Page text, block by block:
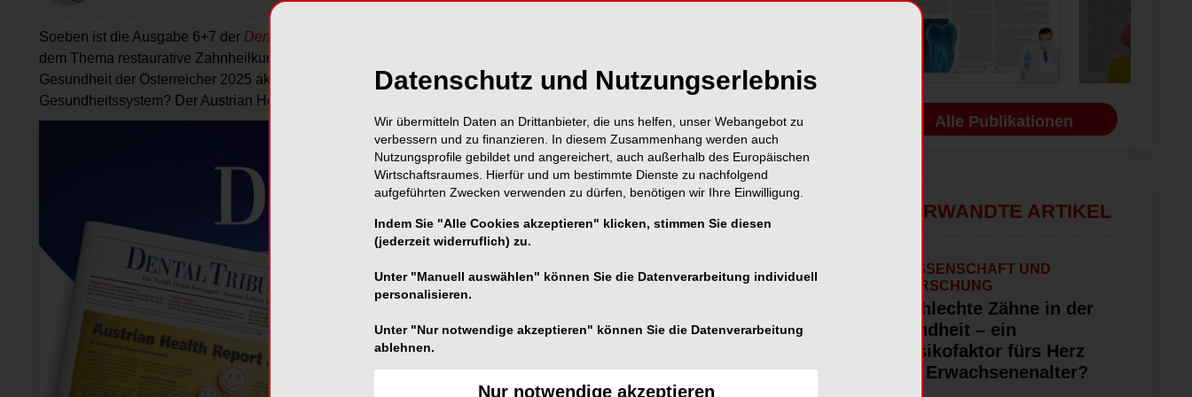
Soeben ist die Ausgabe 6+7 der Dental Tribune Austrian Edition
dem Thema restaurative Zahnheilkunde befasst. Auf gesundheitspolitischer Ebene ist die Frage nach der
Gesundheit der Österreicher 2025 aktueller denn je. Wie zufrieden sind die Menschen mit dem
Gesundheitssystem? Der Austrian Health Report gibt Antworten.
Alle Publikationen
VERWANDTE ARTIKEL
WISSENSCHAFT UND
FORSCHUNG
Schlechte Zähne in der
Kindheit – ein
Risikofaktor fürs Herz
im Erwachsenenalter?
Datenschutz und Nutzungserlebnis
Wir übermitteln Daten an Drittanbieter, die uns helfen, unser Webangebot zu
verbessern und zu finanzieren. In diesem Zusammenhang werden auch
Nutzungsprofile gebildet und angereichert, auch außerhalb des Europäischen
Wirtschaftsraumes. Hierfür und um bestimmte Dienste zu nachfolgend
aufgeführten Zwecken verwenden zu dürfen, benötigen wir Ihre Einwilligung.
Indem Sie "Alle Cookies akzeptieren" klicken, stimmen Sie diesen
(jederzeit widerruflich) zu.
Unter "Manuell auswählen" können Sie die Datenverarbeitung individuell
personalisieren.
Unter "Nur notwendige akzeptieren" können Sie die Datenverarbeitung
ablehnen.
Nur notwendige akzeptieren